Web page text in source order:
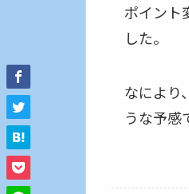
ポイント
した。
なにより
うな予感